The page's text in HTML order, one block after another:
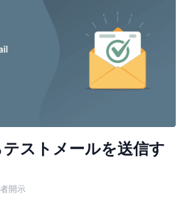
ストメールを送信す
開示